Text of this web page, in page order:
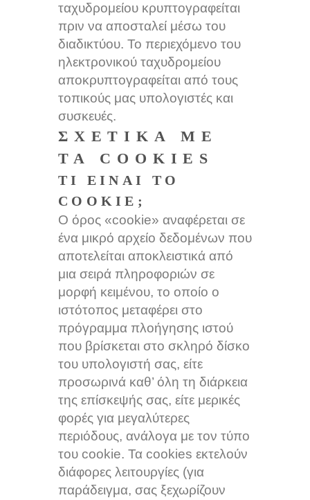
ταχυδρομείου κρυπτογραφείται
πριν να αποσταλεί μέσω του
διαδικτύου. Το περιεχόμενο του
ηλεκτρονικού ταχυδρομείου
αποκρυπτογραφείται από τους
τοπικούς μας υπολογιστές και
συσκευές.
ΣΧΕΤΙΚΆ ΜΕ
ΤΑ COOKIES
ΤΊ ΕΊΝΑΙ ΤΟ
COOKIE;
Ο όρος «cookie» αναφέρεται σε
ένα μικρό αρχείο δεδομένων που
αποτελείται αποκλειστικά από
μια σειρά πληροφοριών σε
μορφή κειμένου, το οποίο ο
ιστότοπος μεταφέρει στο
πρόγραμμα πλοήγησης ιστού
που βρίσκεται στο σκληρό δίσκο
του υπολογιστή σας, είτε
προσωρινά καθ’ όλη τη διάρκεια
της επίσκεψής σας, είτε μερικές
φορές για μεγαλύτερες
περιόδους, ανάλογα με τον τύπο
του cookie. Τα cookies εκτελούν
διάφορες λειτουργίες (για
παράδειγμα, σας ξεχωρίζουν